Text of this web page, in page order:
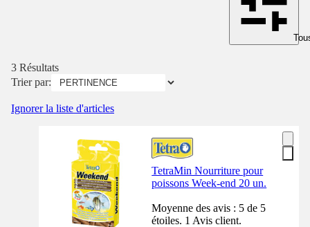
3 Résultats
Trier par:
Ignorer la liste d'articles
TetraMin Nourriture pour
poissons Week-end 20 un.
Moyenne des avis : 5 de 5
étoiles. 1 Avis client.